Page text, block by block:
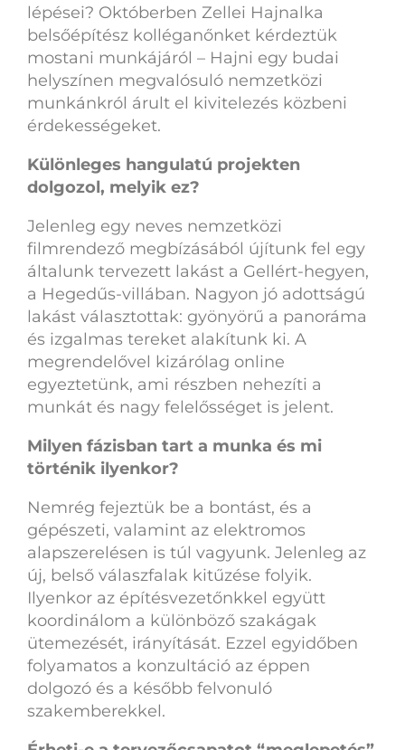
lépései? Októberben Zellei Hajnalka
belsőépítész kolléganőnket kérdeztük
mostani munkájáról – Hajni egy budai
helyszínen megvalósuló nemzetközi
munkánkról árult el kivitelezés közbeni
érdekességeket.
Különleges hangulatú projekten
dolgozol, melyik ez?
Jelenleg egy neves nemzetközi
filmrendező megbízásából újítunk fel egy
általunk tervezett lakást a Gellért-hegyen,
a Hegedűs-villában. Nagyon jó adottságú
lakást választottak: gyönyörű a panoráma
és izgalmas tereket alakítunk ki. A
megrendelővel kizárólag online
egyeztetünk, ami részben nehezíti a
munkát és nagy felelősséget is jelent.
Milyen fázisban tart a munka és mi
történik ilyenkor?
Nemrég fejeztük be a bontást, és a
gépészeti, valamint az elektromos
alapszerelésen is túl vagyunk. Jelenleg az
új, belső válaszfalak kitűzése folyik.
Ilyenkor az építésvezetőnkkel együtt
koordinálom a különböző szakágak
ütemezését, irányítását. Ezzel egyidőben
folyamatos a konzultáció az éppen
dolgozó és a később felvonuló
szakemberekkel.